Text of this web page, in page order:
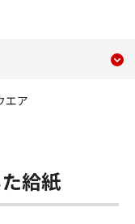
キャン機能 DR-
エア
給紙